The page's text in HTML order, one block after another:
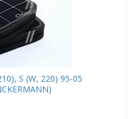
S (W, 220) 95-05